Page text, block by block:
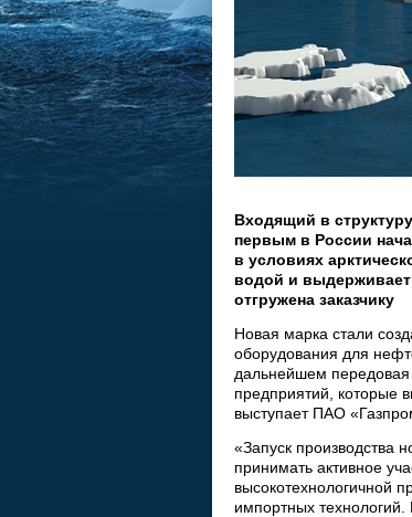
Входящий в
первым в России
в условиях
водой и выдерживает
отгружена заказчику
Новая марка стали
оборудования для
дальнейшем передовая
предприятий, которые
выступает ПАО
«Запуск производства
принимать активное
высокотехнологичной
импортных технологий.